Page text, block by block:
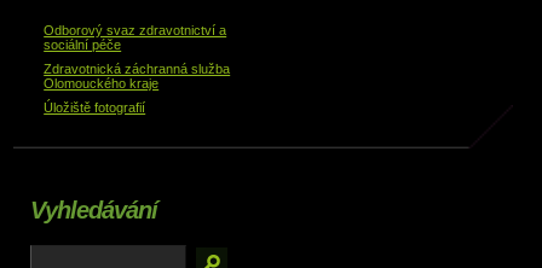
Odborový svaz zdravotnictví a
sociální péče
Zdravotnická záchranná služba
Olomouckého kraje
Úložiště fotografií
Vyhledávání